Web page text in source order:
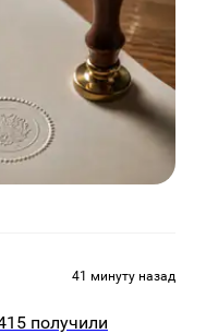
41 минуту назад
получили